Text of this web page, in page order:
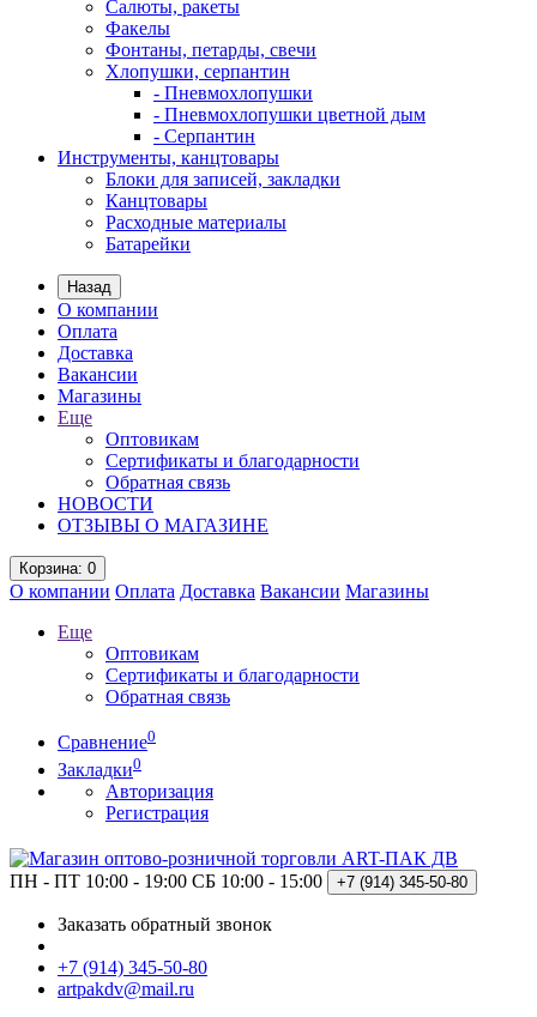
Салюты, ракеты
Факелы
Фонтаны, петарды, свечи
Хлопушки, серпантин
- Пневмохлопушки
- Пневмохлопушки цветной дым
- Серпантин
Инструменты, канцтовары
Блоки для записей, закладки
Канцтовары
Расходные материалы
Батарейки
Назад
О компании
Оплата
Доставка
Вакансии
Магазины
Еще
Оптовикам
Сертификаты и благодарности
Обратная связь
НОВОСТИ
ОТЗЫВЫ О МАГАЗИНЕ
Корзина: 0
О компании Оплата Доставка Вакансии Магазины
Еще
Оптовикам
Сертификаты и благодарности
Обратная связь
Сравнение0
Закладки0
Авторизация
Регистрация
ПН - ПТ 10:00 - 19:00 СБ 10:00 - 15:00 +7 (914) 345-50-80
Заказать обратный звонок
+7 (914) 345-50-80
artpakdv@mail.ru